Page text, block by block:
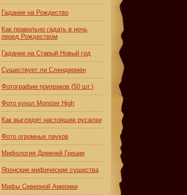
Гадание на Рождество
Как правильно гадать в ночь
перед Рождеством
Гадание на Старый Новый год
Существует ли Слендермен
Фотографии призраков (50 шт.)
Фото кукол Monster High
Как выглядят настоящие русалки
Фото огромных пауков
Мифология Древней Греции
Японские мифические существа
Мифы Северной Америки